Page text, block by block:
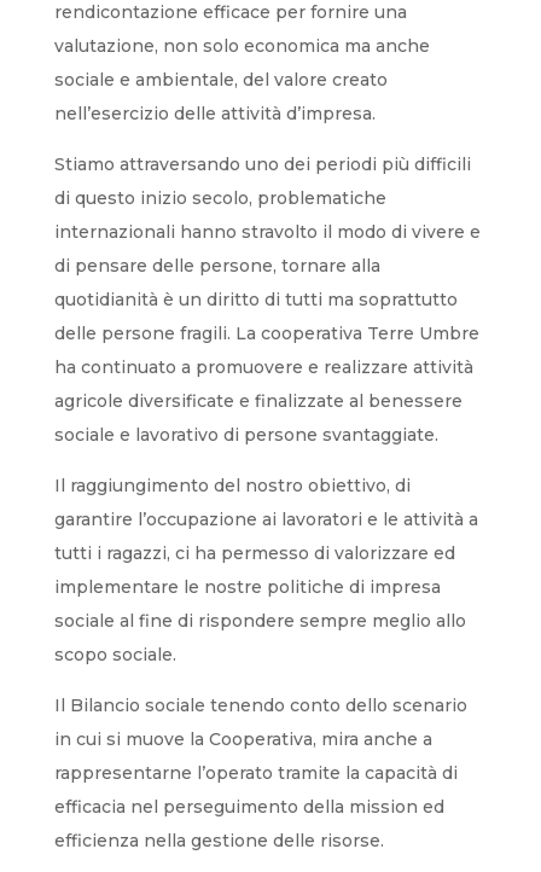
rendicontazione efficace per fornire una
valutazione, non solo economica ma anche
sociale e ambientale, del valore creato
nell’esercizio delle attività d’impresa.
Stiamo attraversando uno dei periodi più difficili
di questo inizio secolo, problematiche
internazionali hanno stravolto il modo di vivere e
di pensare delle persone, tornare alla
quotidianità è un diritto di tutti ma soprattutto
delle persone fragili. La cooperativa Terre Umbre
ha continuato a promuovere e realizzare attività
agricole diversificate e finalizzate al benessere
sociale e lavorativo di persone svantaggiate.
Il raggiungimento del nostro obiettivo, di
garantire l’occupazione ai lavoratori e le attività a
tutti i ragazzi, ci ha permesso di valorizzare ed
implementare le nostre politiche di impresa
sociale al fine di rispondere sempre meglio allo
scopo sociale.
Il Bilancio sociale tenendo conto dello scenario
in cui si muove la Cooperativa, mira anche a
rappresentarne l’operato tramite la capacità di
efficacia nel perseguimento della mission ed
efficienza nella gestione delle risorse.